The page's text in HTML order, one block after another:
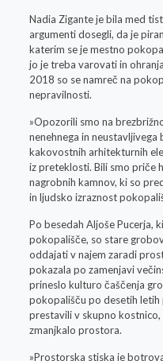
Nadia Zigante je bila med
argumenti dosegli, da je
katerim se je mestno
jo je treba varovati in
2018 so se namreč na
nepravilnosti.
»Opozorili smo na
nenehnega in neustavljivega
kakovostnih arhitekturnih
iz preteklosti. Bili smo priče
nagrobnih kamnov, ki so
in ljudsko izraznost
Po besedah Aljoše Pucerja,
pokopališče, so stare
oddajati v najem zaradi
pokazala po zamenjavi
prineslo kulturo čaščenja
pokopališču po desetih
prestavili v skupno
zmanjkalo prostora.
»Prostorska stiska je